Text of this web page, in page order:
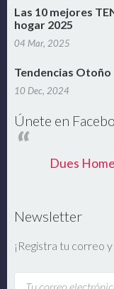
Las 10 mejores
hogar 2025
04 Mar, 2025
Tendencias Otoño
10 Dec, 2024
Únete en
Dues Home
Newsletter
¡Registra tu correo